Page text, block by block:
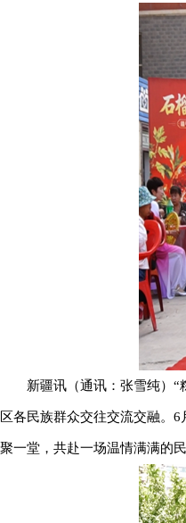
新疆讯（通讯：张雪纯）
区各民族群众交往交流交融。
聚一堂，共赴一场温情满满的